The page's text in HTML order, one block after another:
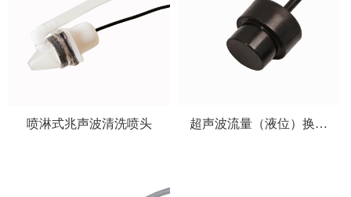
喷淋式兆声波清洗喷头 超声波流量（液位）换能